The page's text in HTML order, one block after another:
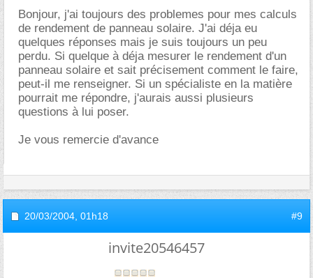
Bonjour, j'ai toujours des problemes pour mes calculs
de rendement de panneau solaire. J'ai déja eu
quelques réponses mais je suis toujours un peu
perdu. Si quelque à déja mesurer le rendement d'un
panneau solaire et sait précisement comment le faire,
peut-il me renseigner. Si un spécialiste en la matière
pourrait me répondre, j'aurais aussi plusieurs
questions à lui poser.
Je vous remercie d'avance
20/03/2004, 01h18 #9
invite20546457